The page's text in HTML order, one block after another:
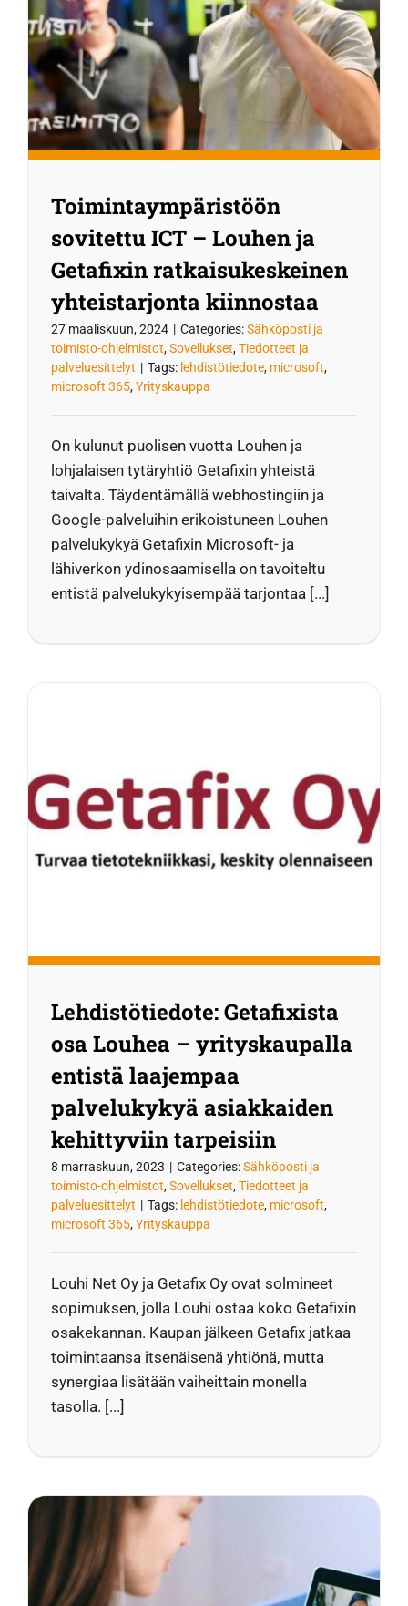
Toimintaympäristöön
sovitettu ICT – Louhen ja
Getafixin ratkaisukeskeinen
yhteistarjonta kiinnostaa
27 maaliskuun, 2024 | Categories:Sähköposti ja
toimisto-ohjelmistot,Sovellukset,Tiedotteet ja
palveluesittelyt | Tags: lehdistötiedote, microsoft,
microsoft 365,Yrityskauppa
On kulunut puolisen vuotta Louhen ja
lohjalaisen tytäryhtiö Getafixin yhteistä
taivalta. Täydentämällä webhostingiin ja
Google-palveluihin erikoistuneen Louhen
palvelukykyä Getafixin Microsoft- ja
lähiverkon ydinosaamisella on tavoiteltu
entistä palvelukykyisempää tarjontaa [...]
Lehdistötiedote: Getafixista
osa Louhea – yrityskaupalla
entistä laajempaa
palvelukykyä asiakkaiden
kehittyviin tarpeisiin
8 marraskuun, 2023 | Categories:Sähköposti ja
toimisto-ohjelmistot,Sovellukset,Tiedotteet ja
palveluesittelyt | Tags: lehdistötiedote, microsoft,
microsoft 365,Yrityskauppa
Louhi Net Oy ja Getafix Oy ovat solmineet
sopimuksen, jolla Louhi ostaa koko Getafixin
osakekannan. Kaupan jälkeen Getafix jatkaa
toimintaansa itsenäisenä yhtiönä, mutta
synergiaa lisätään vaiheittain monella
tasolla. [...]